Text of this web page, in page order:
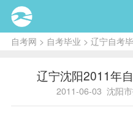
自考网 > 自考毕业 > 辽宁自考
辽宁沈阳2011年
2011-06-03 沈阳